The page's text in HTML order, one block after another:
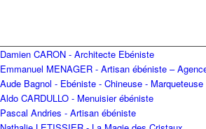
Damien CARON - Architecte Ebéniste
Emmanuel MENAGER - Artisan ébéniste –
Aude Bagnol - Ebéniste - Chineuse - Marqueteuse
Aldo CARDULLO - Menuisier ébéniste
Pascal Andries - Artisan ébéniste